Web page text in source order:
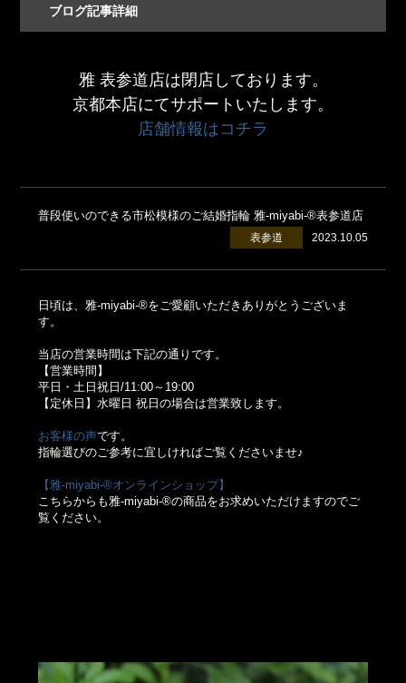
ブログ記事詳細
雅 表参道店は閉店しております。
京都本店にてサポートいたします。
店舗情報はコチラ
普段使いのできる市松模様のご結婚指輪 雅-miyabi-®表参道店
2023.10.05
表参道
日頃は、雅-miyabi-®をご愛顧いただきありがとうございま
す。
当店の営業時間は下記の通りです。
【営業時間】
平日・土日祝日/11:00～19:00
【定休日】水曜日 祝日の場合は営業致します。
お客様の声です。
指輪選びのご参考に宜しければご覧くださいませ♪
【雅-miyabi-®オンラインショップ】
こちらからも雅-miyabi-®の商品をお求めいただけますのでご
覧ください。